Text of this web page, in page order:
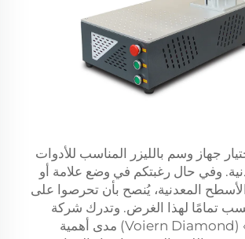
جهاز وسم بالليزر المناسب للأدوات
وفي حال رغبتكم في وضع علامة أو
المعدنية، يُنصح بأن تحرصوا على
تمامًا لهذا الغرض. وتدرك شركة
«فويرن دايموند» (Voiern Diamond) مدى أهمية